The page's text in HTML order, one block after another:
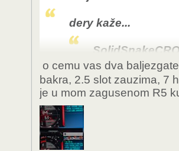
dery kaže...
Ma je, čitao
netko s
mjesec onda
o cemu vas dva
bakra, 2.5 slot zauzima, 7
je u mom zagusenom R5